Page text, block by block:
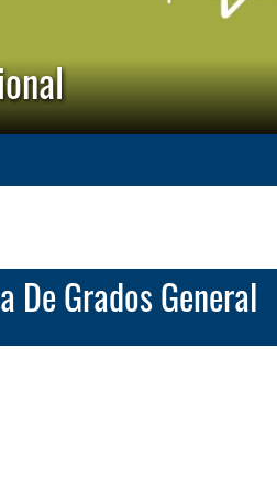
De Grados General